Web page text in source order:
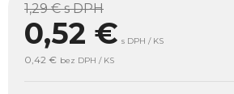
1,29 €s DPH
0,52 € s DPH / KS
0,42 € bez DPH / KS